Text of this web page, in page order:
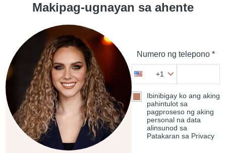
Makipag-ugnayan sa ahente
Numero ng telepono *
+1
Ibinibigay ko ang aking
pahintulot sa
pagproseso ng aking
personal na data
alinsunod sa
Patakaran sa Privacy